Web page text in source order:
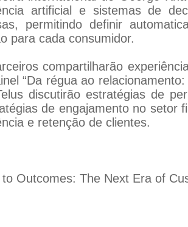
artificial e sistemas de
permitindo definir
para cada consumidor.
compartilharão
“Da régua ao
discutirão estratégias de
de engajamento no setor
e retenção de clientes.
Outcomes: The Next Era of